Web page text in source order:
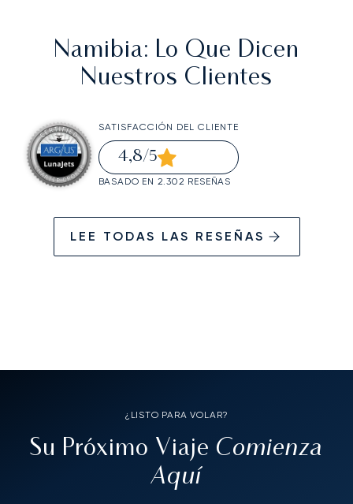
Namibia: Lo Que Dicen
Nuestros Clientes
SATISFACCIÓN DEL CLIENTE
4,8/5
BASADO EN 2.302 RESEÑAS
LEE TODAS LAS RESEÑAS
¿LISTO PARA VOLAR?
Su Próximo Viaje Comienza
Aquí